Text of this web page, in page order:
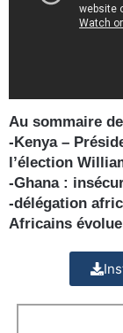
Au sommaire
-Kenya –
l’élection
-Ghana :
-délégation
Africains